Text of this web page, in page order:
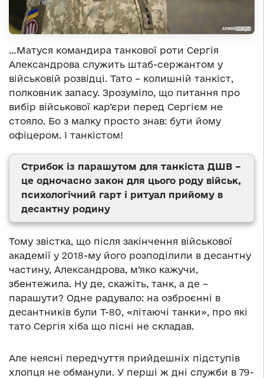
…Матуся командира танкової роти Сергія
Александрова служить штаб-сержантом у
військовій розвідці. Тато – колишній танкіст,
полковник запасу. Зрозуміло, що питання про
вибір військової кар’єри перед Сергієм не
стояло. Бо з малку просто знав: бути йому
офіцером. І танкістом!
Стрибок із парашутом для танкіста ДШВ –
це одночасно закон для цього роду військ,
психологічний гарт і ритуал прийому в
десантну родину
Тому звістка, що після закінчення військової
академії у 2018-му його розподілили в десантну
частину, Александрова, м’яко кажучи,
збентежила. Ну де, скажіть, танк, а де –
парашути? Одне радувало: на озброєнні в
десантників були Т-80, «літаючі танки», про які
тато Сергія хіба що пісні не складав.
Але неясні передчуття прийдешніх підступів
хлопця не обманули. У перші ж дні служби в 79-